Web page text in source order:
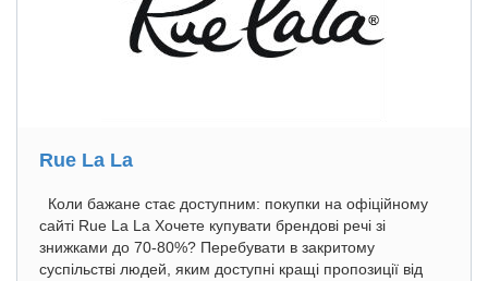
Rue La La
Коли бажане стає доступним: покупки на офіційному
сайті Rue La La Хочете купувати брендові речі зі
знижками до 70-80%? Перебувати в закритому
суспільстві людей, яким доступні кращі пропозиції від